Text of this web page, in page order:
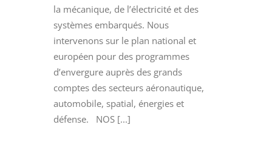
la mécanique, de l’électricité et des
systèmes embarqués. Nous
intervenons sur le plan national et
européen pour des programmes
d’envergure auprès des grands
comptes des secteurs aéronautique,
automobile, spatial, énergies et
défense. NOS [...]